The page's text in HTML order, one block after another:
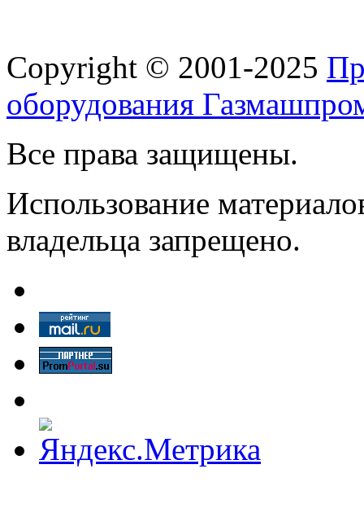
Copyright © 2001-2025
оборудования
Все права защищены.
Использование
владельца запрещено.